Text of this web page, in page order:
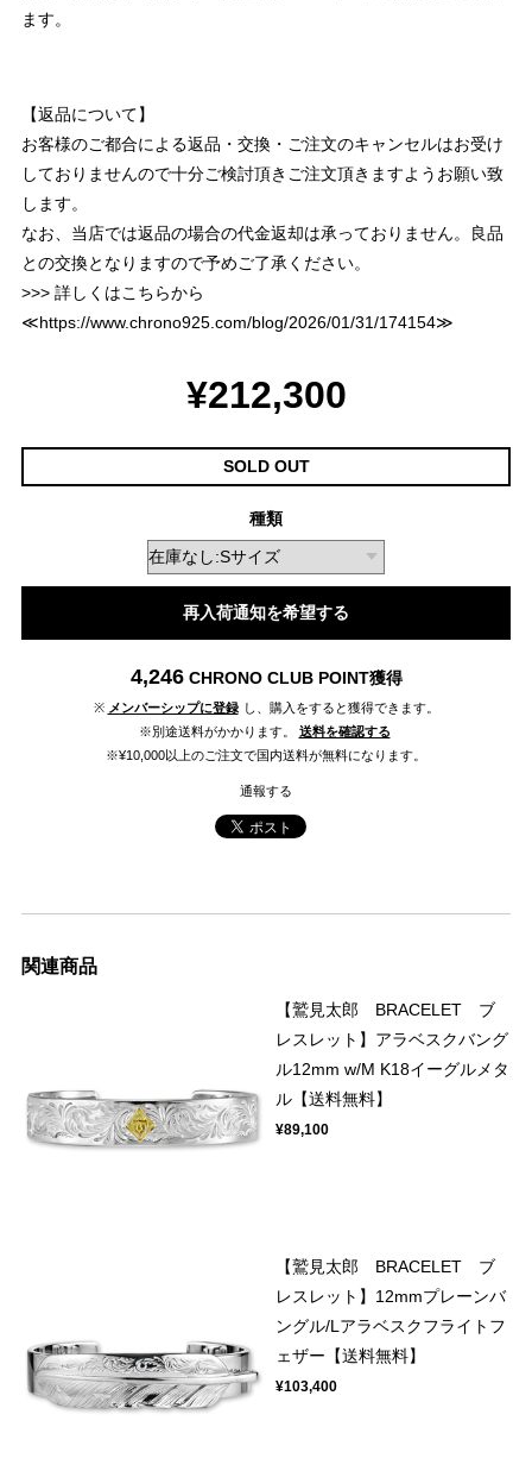
ます。
【返品について】
お客様のご都合による返品・交換・ご注文のキャンセルはお受け
しておりませんので十分ご検討頂きご注文頂きますようお願い致
します。
なお、当店では返品の場合の代金返却は承っておりません。良品
との交換となりますので予めご了承ください。
>>> 詳しくはこちらから
≪https://www.chrono925.com/blog/2026/01/31/174154≫
¥212,300
SOLD OUT
種類
再入荷通知を希望する
4,246 CHRONO CLUB POINT獲得
※ メンバーシップに登録 し、購入をすると獲得できます。
※別途送料がかかります。
送料を確認する
※¥10,000以上のご注文で国内送料が無料になります。
通報する
関連商品
【鷲見太郎 BRACELET ブ
レスレット】アラベスクバング
ル12mm w/M K18イーグルメタ
ル【送料無料】
¥89,100
【鷲見太郎 BRACELET ブ
レスレット】12mmプレーンバ
ングル/Lアラベスクフライトフ
ェザー【送料無料】
¥103,400